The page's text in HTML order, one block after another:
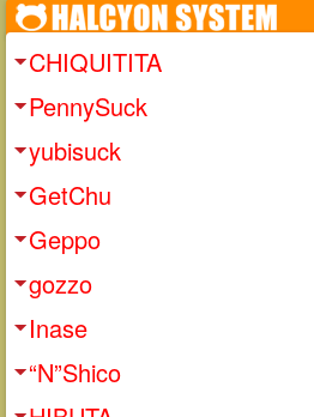
CHIQUITITA
PennySuck
yubisuck
GetChu
Geppo
gozzo
Inase
“N”Shico